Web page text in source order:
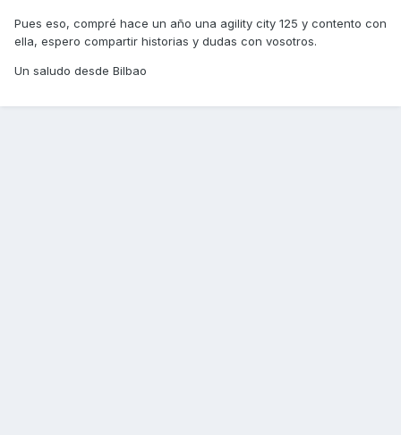
Pues eso, compré hace un año una agility city 125 y contento con
ella, espero compartir historias y dudas con vosotros.
Un saludo desde Bilbao